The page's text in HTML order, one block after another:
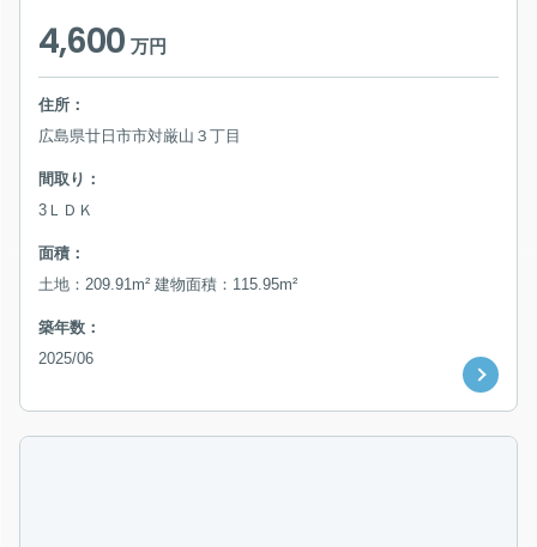
4,600万円
住所：
広島県廿日市市対厳山３丁目
間取り：
3ＬＤＫ
面積：
土地：209.91m² 建物面積：115.95m²
築年数：
2025/06